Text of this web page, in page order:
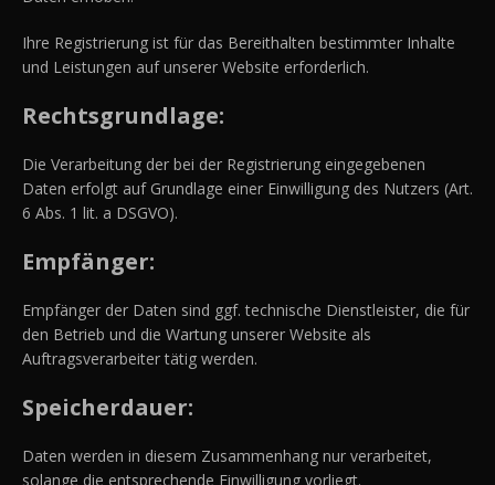
Ihre Registrierung ist für das Bereithalten bestimmter Inhalte
und Leistungen auf unserer Website erforderlich.
Rechtsgrundlage:
Die Verarbeitung der bei der Registrierung eingegebenen
Daten erfolgt auf Grundlage einer Einwilligung des Nutzers (Art.
6 Abs. 1 lit. a DSGVO).
Empfänger:
Empfänger der Daten sind ggf. technische Dienstleister, die für
den Betrieb und die Wartung unserer Website als
Auftragsverarbeiter tätig werden.
Speicherdauer:
Daten werden in diesem Zusammenhang nur verarbeitet,
solange die entsprechende Einwilligung vorliegt.